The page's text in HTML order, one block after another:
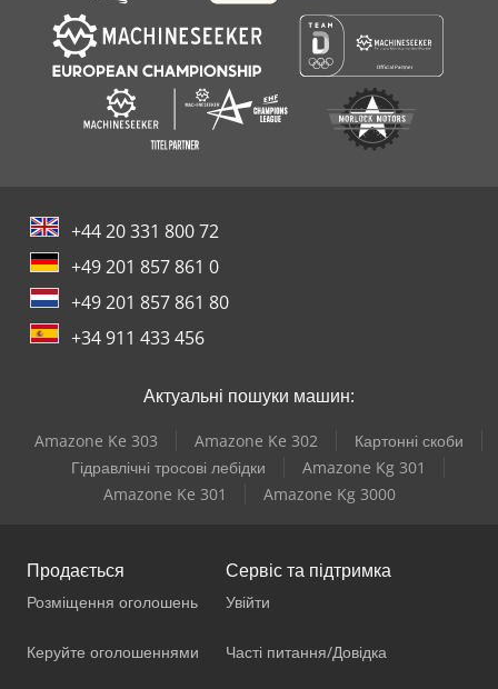
+44 20 331 800 72
+49 201 857 861 0
+49 201 857 861 80
+34 911 433 456
Актуальні пошуки машин:
Amazone Ke 303 Amazone Ke 302
Картонні скоби
Гідравлічні тросові лебідки
Amazone Kg 301
Amazone Ke 301
Amazone Kg 3000
Продається
Розміщення оголошень
Керуйте оголошеннями
Сервіс та підтримка
Увійти
Часті питання/Довідка